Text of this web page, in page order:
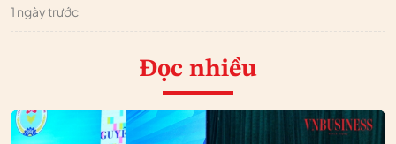
1 ngày trước
Đọc nhiều